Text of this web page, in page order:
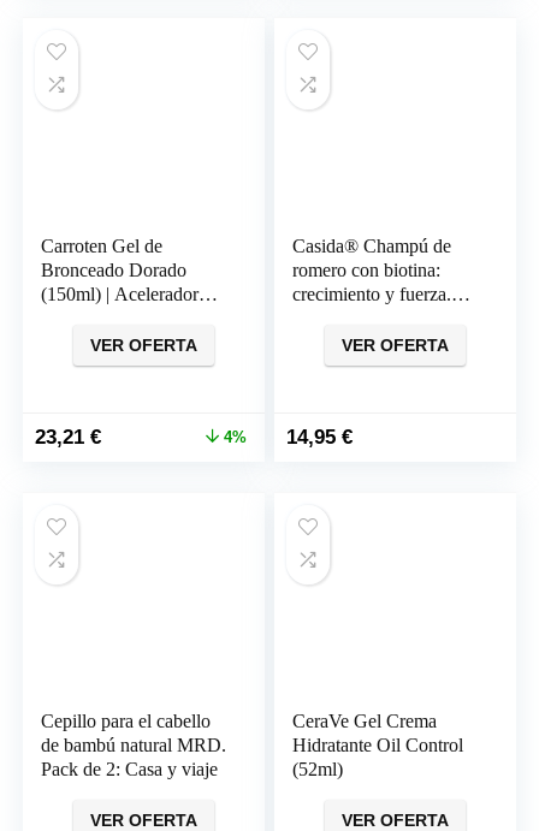
57,99 €.
Carroten Gel de
Bronceado Dorado
(150ml) | Acelerador
VER OFERTA
El
24,20 €.
23,21€El
4%
Casida® Champú de
romero con biotina:
crecimiento y fuerza.
(200 ml)VER OFERTA
14,95€
Cepillo para el cabello
de bambú natural MRD.
Pack de 2: Casa y viaje
VER OFERTA
CeraVe Gel Crema
Hidratante Oil Control
(52ml)
VER OFERTA